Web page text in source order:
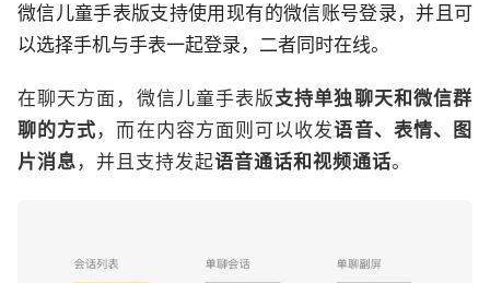
微信儿童手表版支持使用现有的微信账号登录，并且可
以选择手机与手表一起登录，二者同时在线。
在聊天方面，微信儿童手表版支持单独聊天和微信群
聊的方式 ，而在内容方面则可以收发语音、表情、图
片消息 ，并且支持发起语音通话和视频通话。